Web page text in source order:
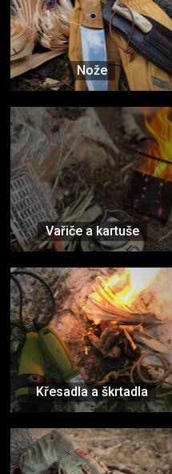
Nože
Vařiče a kartuše
Křesadla a škrtadla